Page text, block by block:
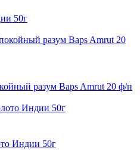
50г
разум Baps Amrut 20 ф/п
Индии 50г